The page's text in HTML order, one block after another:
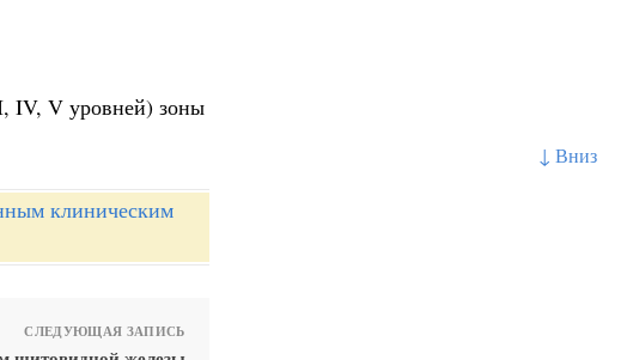
↓ Вниз
IV, V уровней) зоны
клиническим
СЛЕДУЮЩАЯ ЗАПИСЬ